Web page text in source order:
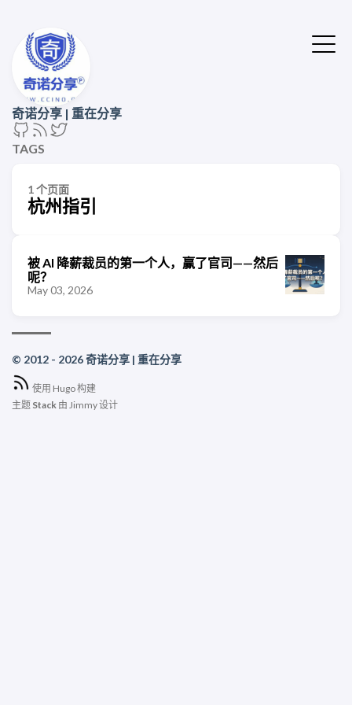
奇诺分享 | 重在分享
TAGS
1 个页面
杭州指引
被 AI 降薪裁员的第一个人，赢了官司——然后
呢？
May 03, 2026
© 2012 - 2026 奇诺分享 | 重在分享
使用 Hugo构建
主题 Stack 由 Jimmy设计